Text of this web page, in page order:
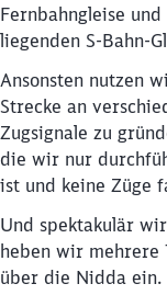
Fernbahngleise
liegenden S-Bahn-
Ansonsten nutzen
Strecke an
Zugsignale zu
die wir nur
ist und keine Züge
Und spektakulär
heben wir mehrere
über die Nidda ein.